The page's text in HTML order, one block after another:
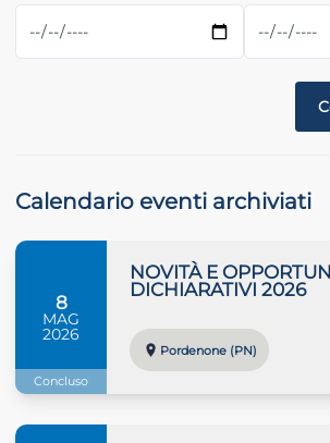
Calendario eventi archiviati
8
MAG
2026
Concluso
NOVITÀ E
DICHIARATIVI 2026
Pordenone (PN)
crisi